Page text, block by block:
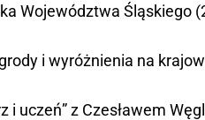
Województwa Śląskiego
i wyróżnienia na
i uczeń” z Czesławem